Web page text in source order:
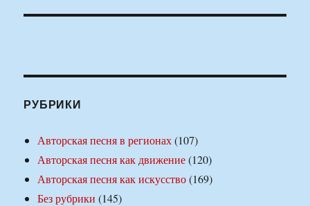
РУБРИКИ
Авторская песня в регионах(107)
Авторская песня как движение(120)
Авторская песня как искусство(169)
Без рубрики (145)